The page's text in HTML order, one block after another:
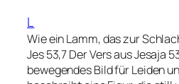
L
Wie ein Lamm, das zur
Jes 53,7 Der Vers aus Jesaja
bewegendes Bild für Leiden